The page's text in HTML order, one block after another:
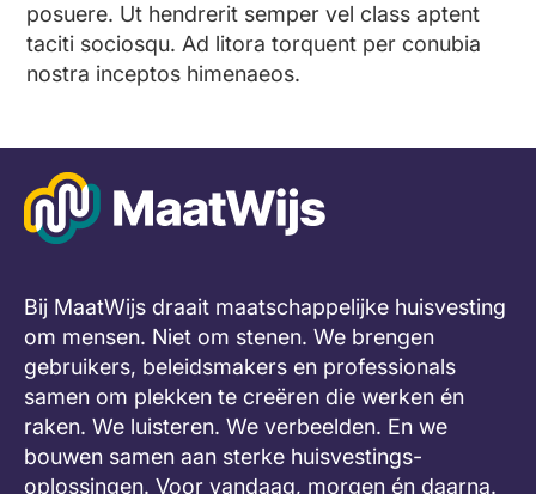
posuere. Ut hendrerit semper vel class aptent
taciti sociosqu. Ad litora torquent per conubia
nostra inceptos himenaeos.
Bij MaatWijs draait maatschappelijke huisvesting
om mensen. Niet om stenen. We brengen
gebruikers, beleidsmakers en professionals
samen om plekken te creëren die werken én
raken. We luisteren. We verbeelden. En we
bouwen samen aan sterke huisvestings-
oplossingen. Voor vandaag, morgen én daarna.